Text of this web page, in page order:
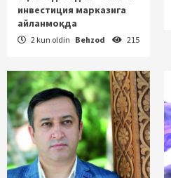
инвестиция марказига
айланмоқда
2 kun oldin Behzod 215